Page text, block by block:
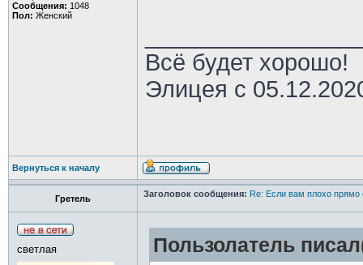
Сообщения: 1048
Пол: Женский
Всё будет хорошо!
Элицея с
Вернуться к началу
Гретель Заголовок сообщения: Re: Если вам плохо прямо
светлая Пользолатель